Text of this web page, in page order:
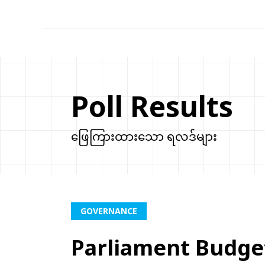
Poll Results
ဖြေကြားထားသော ရလဒ်များ
GOVERNANCE
Parliament